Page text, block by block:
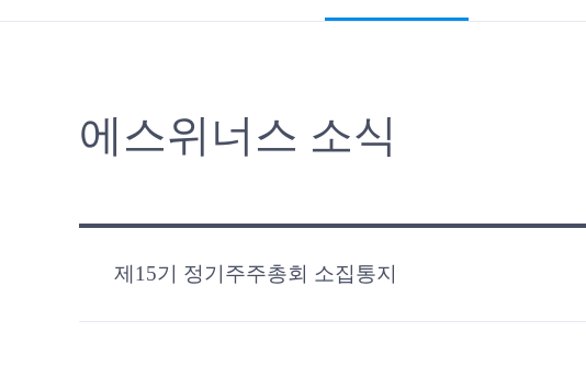
에스위너스 소식
제15기 정기주주총회 소집통지